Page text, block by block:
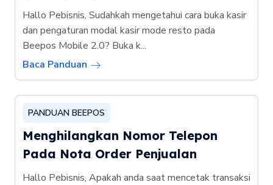
Hallo Pebisnis, Sudahkah mengetahui cara buka kasir
dan pengaturan modal kasir mode resto pada
Beepos Mobile 2.0? Buka k...
Baca Panduan
PANDUAN BEEPOS
Menghilangkan Nomor Telepon
Pada Nota Order Penjualan
Hallo Pebisnis, Apakah anda saat mencetak transaksi